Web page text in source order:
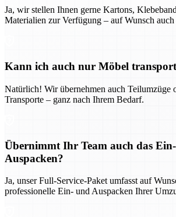
Ja, wir stellen Ihnen gerne Kartons,
Materialien zur Verfügung – auf Wunsch
Kann ich auch nur Möbel
Natürlich! Wir übernehmen auch Teilumzüge
Transporte – ganz nach Ihrem Bedarf.
Übernimmt Ihr Team auch das
Auspacken?
Ja, unser Full-Service-Paket umfasst auf
professionelle Ein- und Auspacken Ihrer